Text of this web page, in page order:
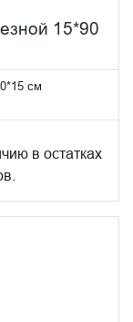
15*90
см
в остатках